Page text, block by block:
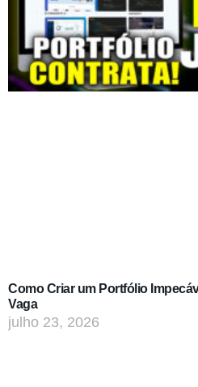
Como Criar um Portfólio
Vaga
julho 23, 2026